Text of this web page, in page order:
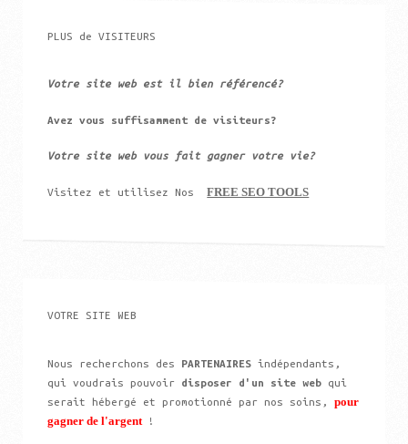
PLUS de VISITEURS
Votre site web est il bien référencé?
Avez vous suffisamment de visiteurs?
Votre site web vous fait gagner votre vie?
Visitez et utilisez Nos FREE SEO TOOLS
VOTRE SITE WEB
Nous recherchons des PARTENAIRES indépendants,
qui voudrais pouvoir disposer d'un site web qui
serait hébergé et promotionné par nos soins,pour
gagner de l'argent !